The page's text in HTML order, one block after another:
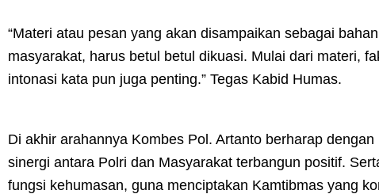
“Materi atau pesan yang akan disampaikan sebagai
masyarakat, harus betul betul dikuasi. Mulai dari materi,
intonasi kata pun juga penting.” Tegas Kabid Humas.
Di akhir arahannya Kombes Pol. Artanto berharap
sinergi antara Polri dan Masyarakat terbangun positif.
fungsi kehumasan, guna menciptakan Kamtibmas yang